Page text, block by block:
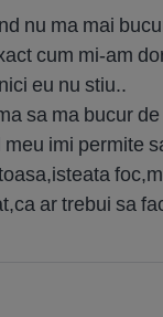
nu ma mai
cum mi-am
eu nu stiu..
sa ma bucur
imi permite
ar trebui sa